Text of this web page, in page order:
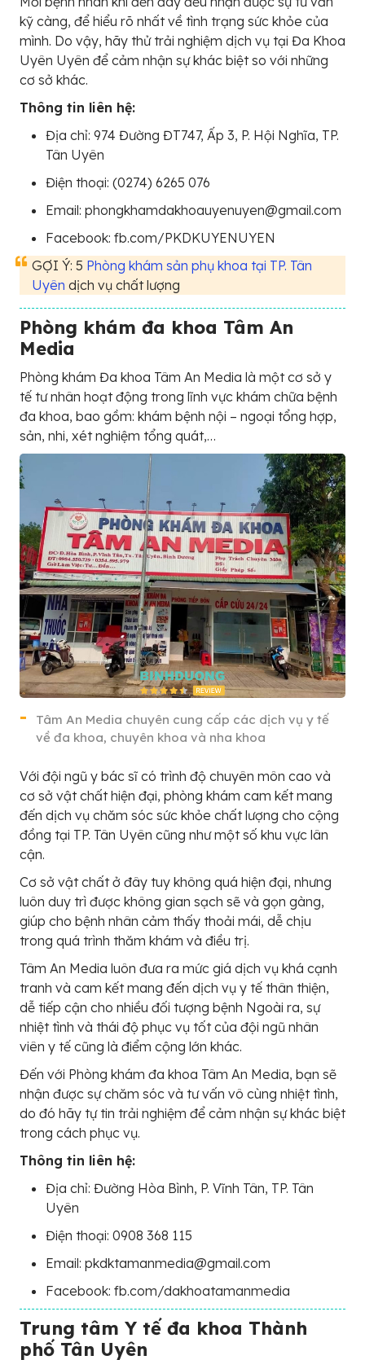
kỹ càng, để hiểu rõ nhất về tình trạng sức khỏe của
mình. Do vậy, hãy thử trải nghiệm dịch vụ tại Đa Khoa
Uyên Uyên để cảm nhận sự khác biệt so với những
cơ sở khác.
Thông tin liên hệ:
Địa chỉ: 974 Đường ĐT747, Ấp 3, P. Hội Nghĩa, TP.
Tân Uyên
Điện thoại: (0274) 6265 076
Email: phongkhamdakhoauyenuyen@gmail.com
Facebook: fb.com/PKDKUYENUYEN
GỢI Ý: 5 Phòng khám sản phụ khoa tại TP. Tân
Uyên dịch vụ chất lượng
Phòng khám đa khoa Tâm An
Media
Phòng khám Đa khoa Tâm An Media là một cơ sở y
tế tư nhân hoạt động trong lĩnh vực khám chữa bệnh
đa khoa, bao gồm: khám bệnh nội – ngoại tổng hợp,
sản, nhi, xét nghiệm tổng quát,…
Tâm An Media chuyên cung cấp các dịch vụ y tế
về đa khoa, chuyên khoa và nha khoa
Với đội ngũ y bác sĩ có trình độ chuyên môn cao và
cơ sở vật chất hiện đại, phòng khám cam kết mang
đến dịch vụ chăm sóc sức khỏe chất lượng cho cộng
đồng tại TP. Tân Uyên cũng như một số khu vực lân
cận.
Cơ sở vật chất ở đây tuy không quá hiện đại, nhưng
luôn duy trì được không gian sạch sẽ và gọn gàng,
giúp cho bệnh nhân cảm thấy thoải mái, dễ chịu
trong quá trình thăm khám và điều trị.
Tâm An Media luôn đưa ra mức giá dịch vụ khá cạnh
tranh và cam kết mang đến dịch vụ y tế thân thiện,
dễ tiếp cận cho nhiều đối tượng bệnh Ngoài ra, sự
nhiệt tình và thái độ phục vụ tốt của đội ngũ nhân
viên y tế cũng là điểm cộng lớn khác.
Đến với Phòng khám đa khoa Tâm An Media, bạn sẽ
nhận được sự chăm sóc và tư vấn vô cùng nhiệt tình,
do đó hãy tự tin trải nghiệm để cảm nhận sự khác biệt
trong cách phục vụ.
Thông tin liên hệ:
Địa chỉ: Đường Hòa Bình, P. Vĩnh Tân, TP. Tân
Uyên
Điện thoại: 0908 368 115
Email: pkdktamanmedia@gmail.com
Facebook: fb.com/dakhoatamanmedia
Trung tâm Y tế đa khoa Thành
phố Tân Uyên